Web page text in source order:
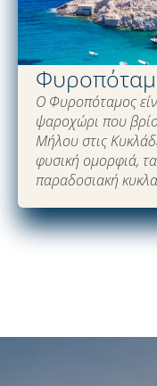
Ο Φυροπόταμος
ψαροχώρι που
Μήλου στις
φυσική ομορφιά,
παραδοσιακή